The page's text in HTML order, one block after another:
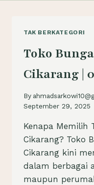
TAK BERKATEGORI
Toko
Cikarang |
By
September 29, 2025
Kenapa Memilih
Cikarang? Toko
Cikarang kini
dalam berbagai
maupun